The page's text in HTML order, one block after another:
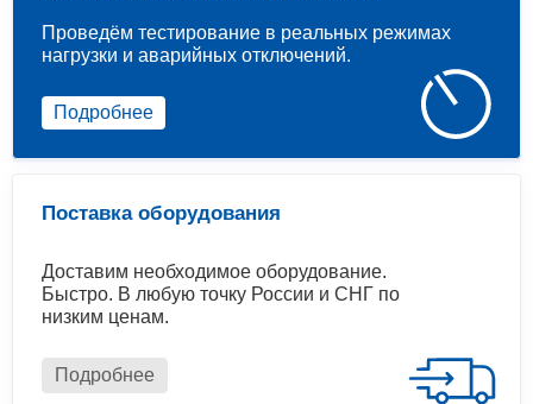
Поставка оборудования
Доставим необходимое оборудование.
Быстро. В любую точку России и СНГ по
низким ценам.
Подробнее
Проведём тестирование в реальных режимах
нагрузки и аварийных отключений.
Подробнее